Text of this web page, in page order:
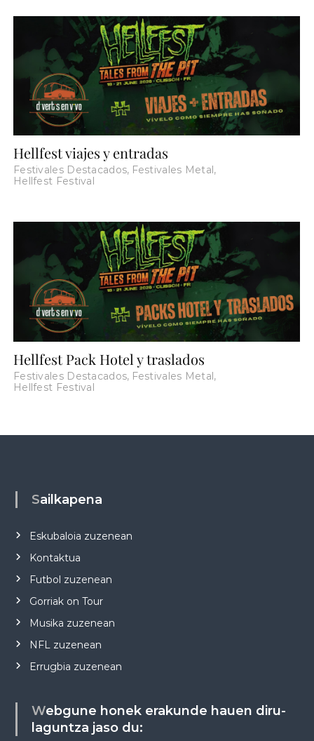
Hellfest viajes y entradas
Festivales Destacados, Festivales Metal,
Hellfest Festival
Hellfest Pack Hotel y traslados
Festivales Destacados, Festivales Metal,
Hellfest Festival
Sailkapena
Eskubaloia zuzenean
Kontaktua
Futbol zuzenean
Gorriak on Tour
Musika zuzenean
NFL zuzenean
Errugbia zuzenean
Webgune honek erakunde hauen diru-
laguntza jaso du: